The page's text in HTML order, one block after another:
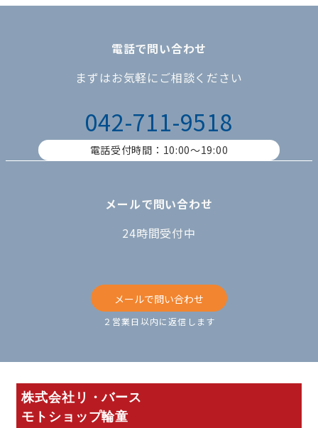
電話で問い合わせ
まずはお気軽にご相談ください
042-711-9518
電話受付時間：10:00〜19:00
メールで問い合わせ
24時間受付中
メールで問い合わせ
２営業日以内に返信します
株式会社リ・バース
モトショップ輪童